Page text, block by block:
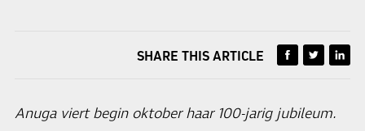
SHARE THIS ARTICLE
Anuga viert begin oktober haar 100-jarig jubileum.